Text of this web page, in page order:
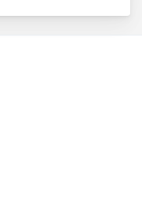
amaçla
bu
veriler